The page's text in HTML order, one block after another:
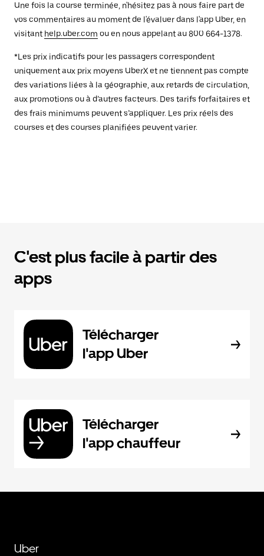
Une fois la course terminée, n'hésitez pas à nous faire part de
vos commentaires au moment de l'évaluer dans l'app Uber, en
visitant help.uber.com ou en nous appelant au 800 664-1378.
*Les prix indicatifs pour les passagers correspondent
uniquement aux prix moyens UberX et ne tiennent pas compte
des variations liées à la géographie, aux retards de circulation,
aux promotions ou à d’autres facteurs. Des tarifs forfaitaires et
des frais minimums peuvent s’appliquer. Les prix réels des
courses et des courses planifiées peuvent varier.
C'est plus facile à partir des
apps
Télécharger
l'app Uber
Télécharger
l'app chauffeur
Uber